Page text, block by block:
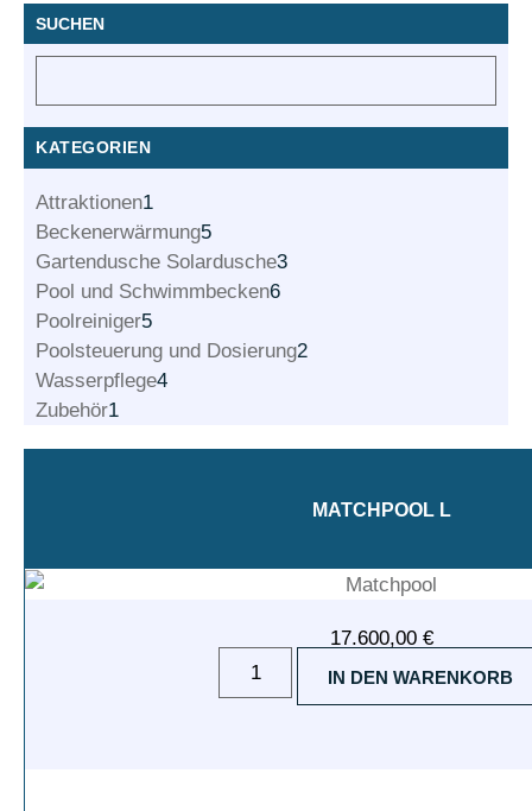
SUCHEN
KATEGORIEN
Attraktionen1
Beckenerwärmung5
Gartendusche Solardusche3
Pool und Schwimmbecken6
Poolreiniger5
Poolsteuerung und Dosierung2
Wasserpflege4
Zubehör1
MATCHPOOL L
17.600,00 €
IN DEN WARENKORB